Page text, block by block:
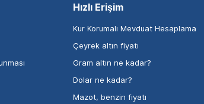
Hızlı Erişim
Kur Korumalı Mevduat Hesaplama
Çeyrek altın fiyatı
Gram altın ne kadar?
Dolar ne kadar?
Mazot, benzin fiyatı